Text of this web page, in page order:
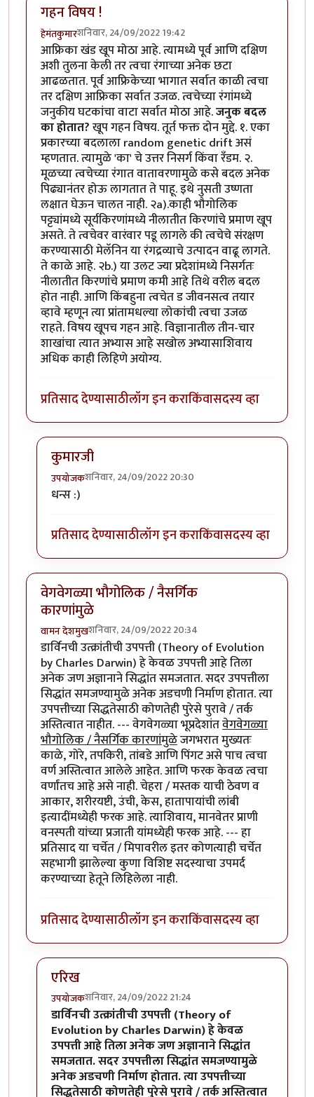
गहन विषय !
हेमंतकुमारशनिवार, 24/09/2022 19:42
आफ्रिका खंड खूप मोठा आहे. त्यामध्ये पूर्व आणि दक्षिण
अशी तुलना केली तर त्वचा रंगाच्या अनेक छटा
आढळतात. पूर्व आफ्रिकेच्या भागात सर्वात काळी त्वचा
तर दक्षिण आफ्रिका सर्वात उजळ. त्वचेच्या रंगांमध्ये
जनुकीय घटकांचा वाटा सर्वात मोठा आहे.जनुक बदल
का होतात?खूप गहन विषय. तूर्त फक्त दोन मुद्दे. १. एका
प्रकारच्या बदलाला random genetic drift असं
म्हणतात. त्यामुळे 'का' चे उत्तर निसर्ग किंवा रँडम. २.
मूळच्या त्वचेच्या रंगात वातावरणामुळे कसे बदल अनेक
पिढ्यानंतर होऊ लागतात ते पाहू. इथे नुसती उष्णता
लक्षात घेऊन चालत नाही. २a).काही भौगोलिक
पट्ट्यांमध्ये सूर्यकिरणांमध्ये नीलातीत किरणांचे प्रमाण खूप
असते. ते त्वचेवर वारंवार पडू लागले की त्वचेचे संरक्षण
करण्यासाठी मेलॅनिन या रंगद्रव्याचे उत्पादन वाढू लागते.
ते काळे आहे. २b.) या उलट ज्या प्रदेशांमध्ये निसर्गतः
नीलातीत किरणांचे प्रमाण कमी आहे तिथे वरील बदल
होत नाही. आणि किंबहुना त्वचेत ड जीवनसत्व तयार
व्हावे म्हणून त्या प्रांतामधल्या लोकांची त्वचा उजळ
राहते. विषय खूपच गहन आहे. विज्ञानातील तीन-चार
शाखांचा त्यात अभ्यास आहे सखोल अभ्यासाशिवाय
अधिक काही लिहिणे अयोग्य.
प्रतिसाद देण्यासाठीलॉग इन कराकिंवासदस्य व्हा
कुमारजी
उपयोजकशनिवार, 24/09/2022 20:30
In reply to
धन्स :)
प्रतिसाद देण्यासाठीलॉग इन कराकिंवासदस्य व्हा
वेगवेगळ्या भौगोलिक / नैसर्गिक
कारणांमुळे
वामन देशमुखशनिवार, 24/09/2022 20:34
डार्विनची उत्क्रांतीची उपपत्ती (Theory of Evolution
by Charles Darwin) हे केवळ उपपत्ती आहे तिला
अनेक जण अज्ञानाने सिद्धांत समजतात. सदर उपपत्तीला
सिद्धांत समजण्यामुळे अनेक अडचणी निर्माण होतात. त्या
उपपत्तीच्या सिद्धतेसाठी कोणतेही पुरेसे पुरावे / तर्क
अस्तित्वात नाहीत. --- वेगवेगळ्या भूप्रदेशांतवेगवेगळ्या
भौगोलिक / नैसर्गिक कारणांमुळेजगभरात मुख्यतः
काळे, गोरे, तपकिरी, तांबडे आणि पिंगट असे पाच त्वचा
वर्ण अस्तित्वात आलेले आहेत. आणि फरक केवळ त्वचा
वर्णांतच आहे असे नाही. चेहरा / मस्तक याची ठेवण व
आकार, शरीरयष्टी, उंची, केस, हातापायांची लांबी
इत्यादींमध्येही फरक आहे. त्याशिवाय, मानवेतर प्राणी
वनस्पती यांच्या प्रजाती यांमध्येही फरक आहे. --- हा
प्रतिसाद या चर्चेत / मिपावरील इतर कोणत्याही चर्चेत
सहभागी झालेल्या कुणा विशिष्ट सदस्याचा उपमर्द
करण्याच्या हेतूने लिहिलेला नाही.
प्रतिसाद देण्यासाठीलॉग इन कराकिंवासदस्य व्हा
एरिख
उपयोजकशनिवार, 24/09/2022 21:24
In reply toवेगवेगळ्या भौगोलिक / नैसर्गिक कारणांमुळे
डार्विनची उत्क्रांतीची उपपत्ती (Theory of
Evolution by Charles Darwin) हे केवळ
उपपत्ती आहे तिला अनेक जण अज्ञानाने सिद्धांत
समजतात. सदर उपपत्तीला सिद्धांत समजण्यामुळे
अनेक अडचणी निर्माण होतात. त्या उपपत्तीच्या
सिद्धतेसाठी कोणतेही पुरेसे पुरावे / तर्क अस्तित्वात